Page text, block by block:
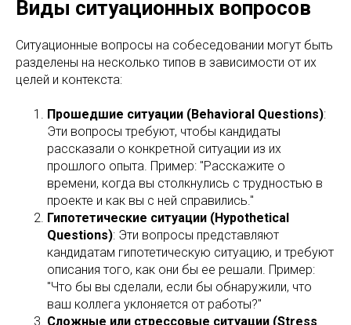
Виды ситуационных вопросов
Ситуационные вопросы на собеседовании могут быть
разделены на несколько типов в зависимости от их
целей и контекста:
Прошедшие ситуации (Behavioral Questions):
Эти вопросы требуют, чтобы кандидаты
рассказали о конкретной ситуации из их
прошлого опыта. Пример: "Расскажите о
времени, когда вы столкнулись с трудностью в
проекте и как вы с ней справились."
Гипотетические ситуации (Hypothetical
Questions): Эти вопросы представляют
кандидатам гипотетическую ситуацию, и требуют
описания того, как они бы ее решали. Пример:
"Что бы вы сделали, если бы обнаружили, что
ваш коллега уклоняется от работы?"
Сложные или стрессовые ситуации (Stress